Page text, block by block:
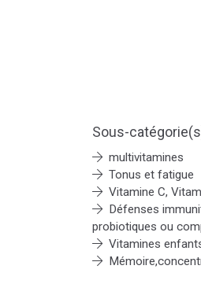
Sous-
multivitamines
Tonus et fatigue
Vitamine C,
Défenses
probiotiques ou
Vitamines